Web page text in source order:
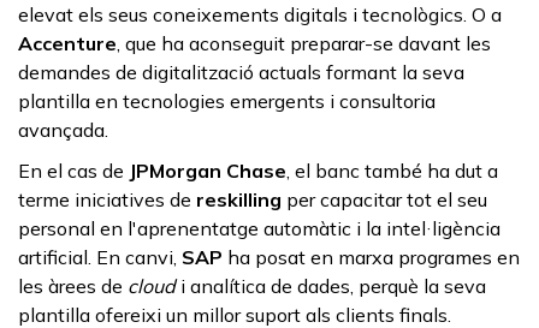
elevat els seus coneixements digitals i tecnològics. O a
Accenture , que ha aconseguit preparar-se davant les
demandes de digitalització actuals formant la seva
plantilla en tecnologies emergents i consultoria
avançada.
En el cas de JPMorgan Chase , el banc també ha dut a
terme iniciatives de reskilling per capacitar tot el seu
personal en l'aprenentatge automàtic i la intel·ligència
artificial. En canvi, SAP ha posat en marxa programes en
les àrees de cloudi analítica de dades, perquè la seva
plantilla ofereixi un millor suport als clients finals.